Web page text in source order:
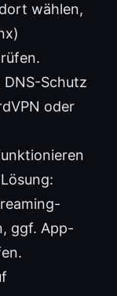
wählen,
DNS-Schutz
oder
ggf. App-